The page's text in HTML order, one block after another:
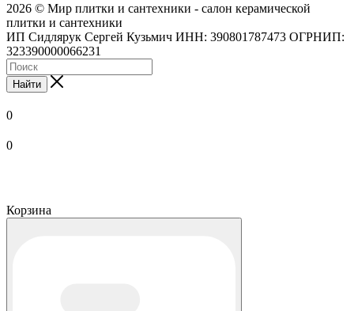
2026 © Мир плитки и сантехники - салон керамической
плитки и сантехники
ИП Сидлярук Сергей Кузьмич ИНН: 390801787473 ОГРНИП:
323390000066231
Найти
0
0
Корзина